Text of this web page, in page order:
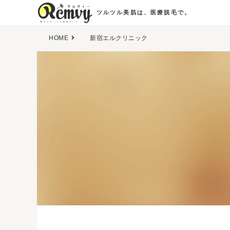
ツルツル美肌は、医療脱毛で。
HOME 新宿エルクリニック